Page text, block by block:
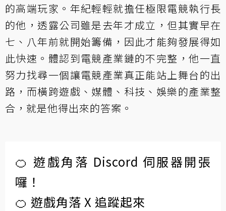
的高端玩家。年紀輕輕就擔任極限電競執行長
的他，透露公司雖是去年才成立，但其實早在
七、八年前就開始籌備，因此才能夠發展得如
此快速。體認到電競產業鏈的不完整，他一直
努力找尋一個讓電競產業真正能站上舞台的出
路，而橫跨遊戲、媒體、科技、娛樂的產業整
合，就是他得出來的答案。
🍊 遊戲角落 Discord 伺服器開張
囉！
🍊 遊戲角落 X 追蹤起來